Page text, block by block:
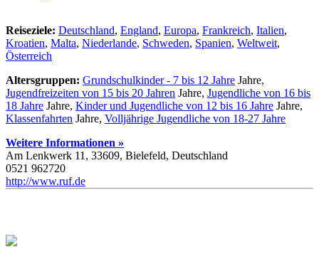
Reiseziele: Deutschland, England, Europa, Frankreich, Italien,
Kroatien, Malta, Niederlande, Schweden, Spanien, Weltweit,
Österreich
Altersgruppen: Grundschulkinder - 7 bis 12 Jahre Jahre,
Jugendfreizeiten von 15 bis 20 Jahren Jahre, Jugendliche von 16 bis
18 Jahre Jahre, Kinder und Jugendliche von 12 bis 16 Jahre Jahre,
Klassenfahrten Jahre, Volljährige Jugendliche von 18-27 Jahre
Weitere Informationen »
Am Lenkwerk 11, 33609, Bielefeld, Deutschland
0521 962720
http://www.ruf.de